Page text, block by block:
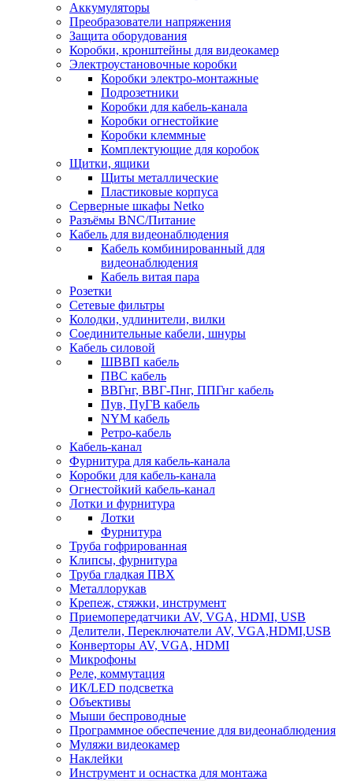
Аккумуляторы
Преобразователи напряжения
Защита оборудования
Коробки, кронштейны для видеокамер
Электроустановочные коробки
Коробки электро-монтажные
Подрозетники
Коробки для кабель-канала
Коробки огнестойкие
Коробки клеммные
Комплектующие для коробок
Щитки, ящики
Щиты металлические
Пластиковые корпуса
Серверные шкафы Netko
Разъёмы BNC/Питание
Кабель для видеонаблюдения
Кабель комбинированный для
видеонаблюдения
Кабель витая пара
Розетки
Сетевые фильтры
Колодки, удлинители, вилки
Соединительные кабели, шнуры
Кабель силовой
ШВВП кабель
ПВС кабель
ВВГнг, ВВГ-Пнг, ППГнг кабель
Пув, ПуГВ кабель
NYM кабель
Ретро-кабель
Кабель-канал
Фурнитура для кабель-канала
Коробки для кабель-канала
Огнестойкий кабель-канал
Лотки и фурнитура
Лотки
Фурнитура
Труба гофрированная
Клипсы, фурнитура
Труба гладкая ПВХ
Металлорукав
Крепеж, стяжки, инструмент
Приемопередатчики AV, VGA, HDMI, USB
Делители, Переключатели AV, VGA,HDMI,USB
Конверторы AV, VGA, HDMI
Микрофоны
Реле, коммутация
ИК/LED подсветка
Объективы
Мыши беспроводные
Программное обеспечение для видеонаблюдения
Муляжи видеокамер
Наклейки
Инструмент и оснастка для монтажа